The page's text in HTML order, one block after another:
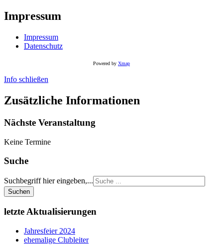
Impressum
Impressum
Datenschutz
Powered by Xmap
Info schließen
Zusätzliche Informationen
Nächste Veranstaltung
Keine Termine
Suche
Suchbegriff hier eingeben,...
Suchen
letzte Aktualisierungen
Jahresfeier 2024
ehemalige Clubleiter